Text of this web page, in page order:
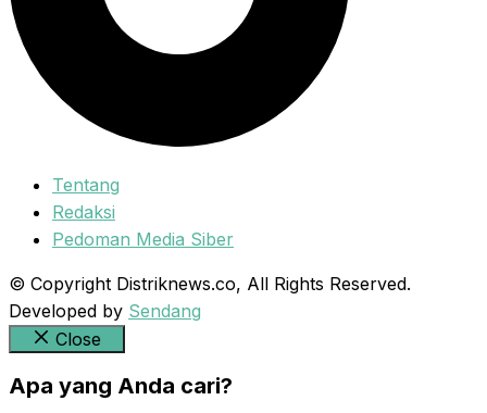
Tentang
Redaksi
Pedoman Media Siber
© Copyright Distriknews.co, All Rights Reserved.
Developed by Sendang
Close
Apa yang Anda cari?